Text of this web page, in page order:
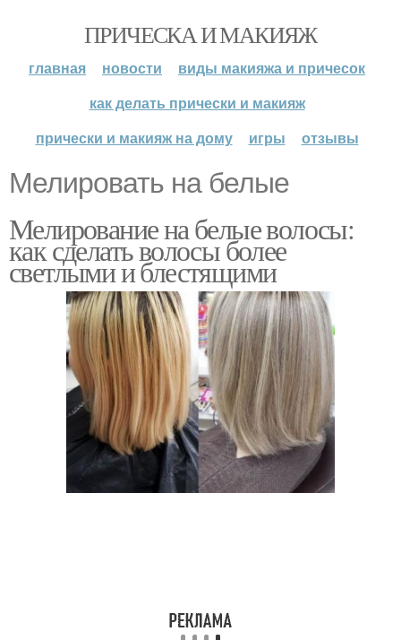
ПРИЧЕСКА И МАКИЯЖ
главная новости
виды макияжа и причесок
как делать прически и макияж
прически и макияж на дому
игры отзывы
Мелировать на белые
Мелирование на белые волосы:
как сделать волосы более
светлыми и блестящими